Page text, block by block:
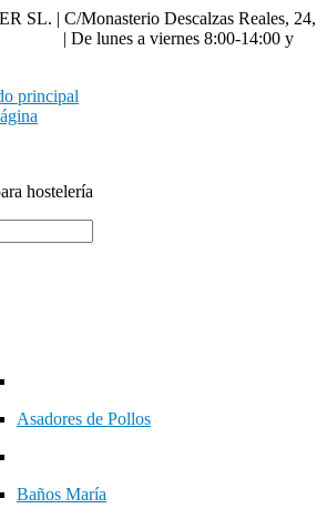
SL. | C/Monasterio Descalzas Reales, 24,
| De lunes a viernes 8:00-14:00 y
principal
hostelería
Asadores de Pollos
Baños María